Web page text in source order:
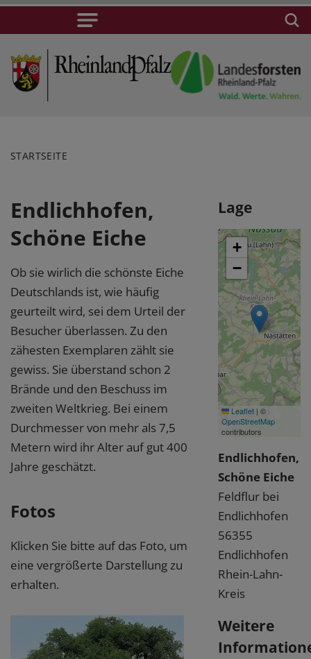
STARTSEITE
Endlichhofen,
Schöne Eiche
Ob sie wirlich die schönste Eiche
Deutschlands ist, wie häufig
geurteilt wird, sei dem Urteil der
Besucher überlassen. Zu den
zähesten Exemplaren zählt sie
gewiss. Sie überstand schon 2
Brände und den Beschuss im
zweiten Weltkrieg. Bei einem
Durchmesser von mehr als 7,5
Metern wird ihr Alter auf gut 400
Jahre geschätzt.
Fotos
Klicken Sie bitte auf das Foto, um
eine vergrößerte Darstellung zu
erhalten.
Lage
+
−
Leaflet | ©
OpenStreetMap
contributors
Endlichhofen,
Schöne Eiche
Feldflur bei
Endlichhofen
56355
Endlichhofen
Rhein-Lahn-
Kreis
Weitere